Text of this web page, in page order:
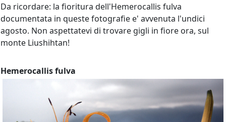
Da ricordare: la fioritura dell'Hemerocallis fulva
documentata in queste fotografie e' avvenuta l'undici
agosto. Non aspettatevi di trovare gigli in fiore ora, sul
monte Liushihtan!
Hemerocallis fulva